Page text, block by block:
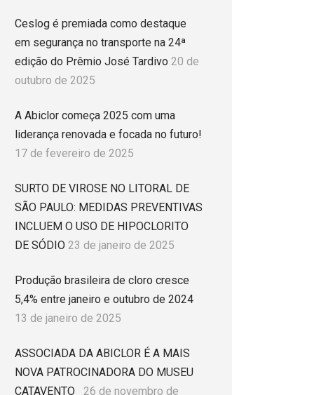
Ceslog é premiada como destaque
em segurança no transporte na 24ª
edição do Prêmio José Tardivo 20 de
outubro de 2025
A Abiclor começa 2025 com uma
liderança renovada e focada no futuro!
17 de fevereiro de 2025
SURTO DE VIROSE NO LITORAL DE
SÃO PAULO: MEDIDAS PREVENTIVAS
INCLUEM O USO DE HIPOCLORITO
DE SÓDIO 23 de janeiro de 2025
Produção brasileira de cloro cresce
5,4% entre janeiro e outubro de 2024
13 de janeiro de 2025
ASSOCIADA DA ABICLOR É A MAIS
NOVA PATROCINADORA DO MUSEU
CATAVENTO
26 de novembro de